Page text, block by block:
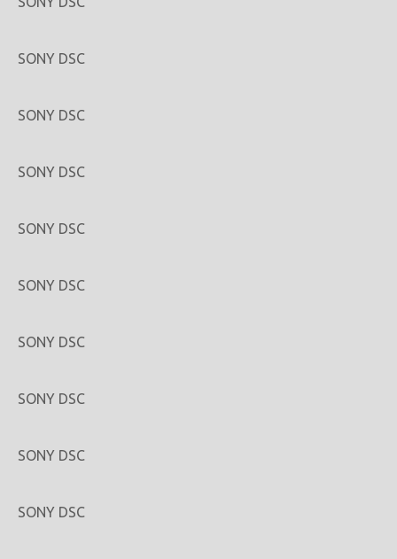
SONY DSC
SONY DSC
SONY DSC
SONY DSC
SONY DSC
SONY DSC
SONY DSC
SONY DSC
SONY DSC